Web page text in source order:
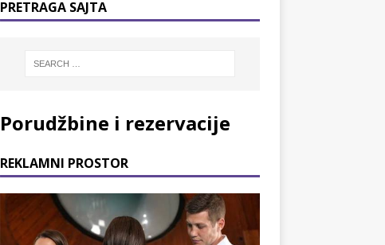
PRETRAGA SAJTA
Porudžbine i rezervacije
REKLAMNI PROSTOR